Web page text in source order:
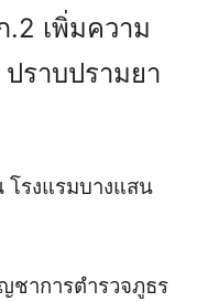
เพิ่มความ
ราบปรามยา
รงแรมบางแสน
ชาการตำรวจภูธร